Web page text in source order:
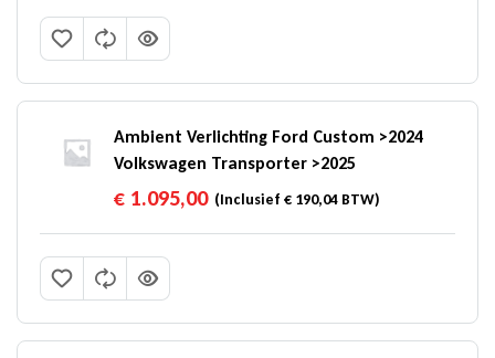
Ambient Verlichting Ford Custom >2024
Volkswagen Transporter >2025
€ 1.095,00(Inclusief€ 190,04 BTW)